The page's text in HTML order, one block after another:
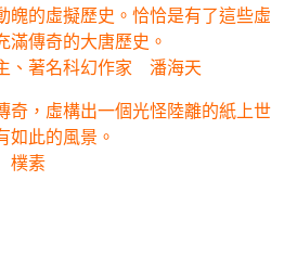
魄的虛擬歷史。恰恰是有了這些虛
滿傳奇的大唐歷史。
、著名科幻作家 潘海天
奇，虛構出一個光怪陸離的紙上世
如此的風景。
樸素